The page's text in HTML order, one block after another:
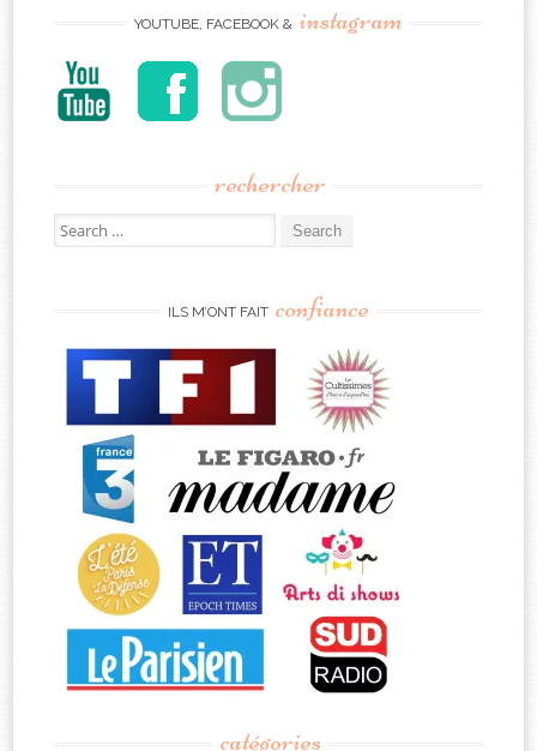
YOUTUBE, FACEBOOK & instagram
rechercher
Search
for:
ILS M’ONT FAIT confiance
catégories